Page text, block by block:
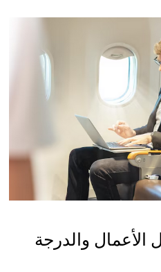
الأعمال والدرجة